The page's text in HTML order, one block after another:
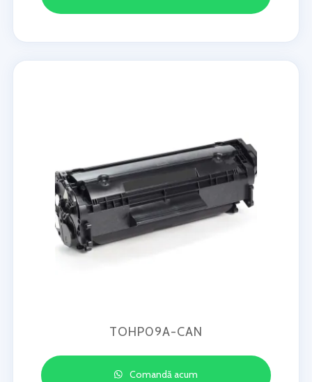
TOHP09A-CAN
Comandă acum